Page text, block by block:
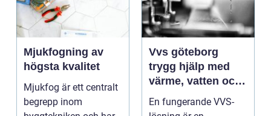
Mjukfogning av
högsta kvalitet
Mjukfog är ett centralt
begrepp inom
Vvs göteborg
trygg hjälp med
värme, vatten och
sanitet
En fungerande VVS-